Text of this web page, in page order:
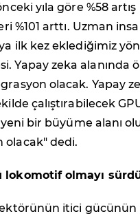
yıla göre %58
%101 arttı. Uzman
ilk kez eklediğimiz
Yapay zeka
olacak. Yapay
çalıştırabilecek
yeni bir büyüme
olacak" dedi.
lokomotif olmayı
itici